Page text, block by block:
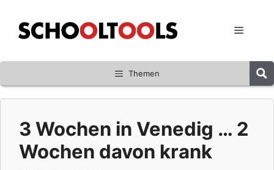
Inhalt
springen
Menü
Themen
3 Wochen in Venedig … 2
Wochen davon krank